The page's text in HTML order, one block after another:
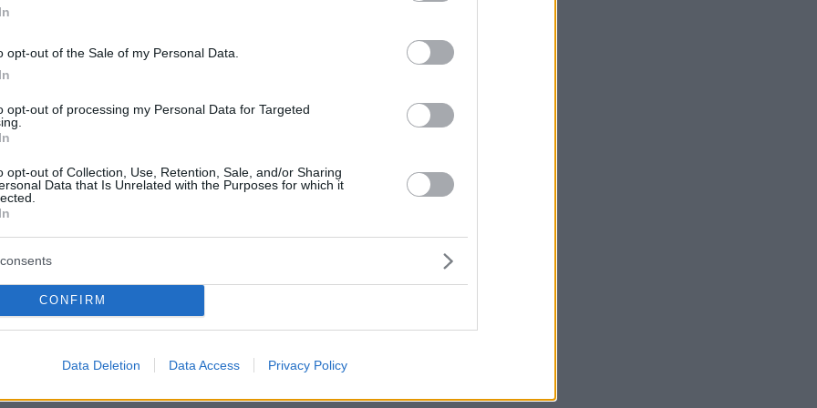
opt-out of the Sale of my Personal Data.
opt-out of processing my Personal Data for Targeted
opt-out of Collection, Use, Retention, Sale, and/or Sharing
Data that Is Unrelated with the Purposes for which it
CONFIRM
Data Deletion Data Access Privacy Policy
sarebbero state sottoposte a una
editoriali in un nuovo sistema di gestione.
i redattori dei programmi di infotainment
Fekete-Szalóky come consulente. Fekete-Szalóky si
di falsificazione, come ha
i primi anni del mercato televisivo commerciale
operava con una cultura editoriale ampiamente
il 2010, quando gli ambienti imprenditoriali
sull’emittente. Alla fine, la proprietà è passata
prima di essere collegata a interessi